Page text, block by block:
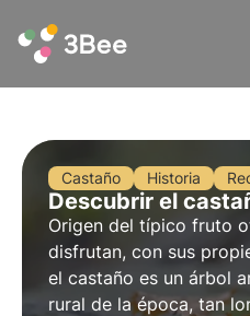
Castaño Historia
Descubrir el
Origen del típico fruto
disfrutan, con sus
el castaño es un árbol
rural de la época, tan